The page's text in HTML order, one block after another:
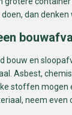
dan denken
bouw en
Asbest,
stoffen mogen
neem even